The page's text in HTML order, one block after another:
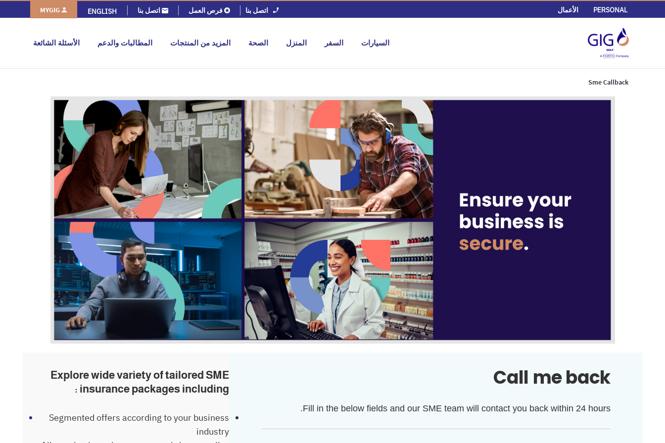
PERSONAL الأعمال اتصل بنا فرص العمل اتصل بنا ENGLISH
MYGIG
السيارات السفر المنزل الصحة المزيد من المنتجات المطالبات والدعم الأسئلة الشائعة
Sme Callback
Call me back
Fill in the below fields and our SME team will contact you back within 24 hours.
Explore wide variety of tailored SME
insurance packages including :
Segmented offers according to your business
industry